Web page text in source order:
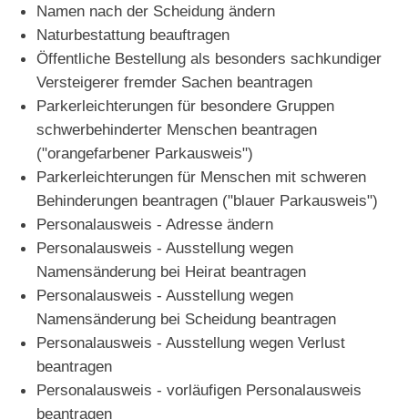
Namen nach der Scheidung ändern
Naturbestattung beauftragen
Öffentliche Bestellung als besonders sachkundiger
Versteigerer fremder Sachen beantragen
Parkerleichterungen für besondere Gruppen
schwerbehinderter Menschen beantragen
("orangefarbener Parkausweis")
Parkerleichterungen für Menschen mit schweren
Behinderungen beantragen ("blauer Parkausweis")
Personalausweis - Adresse ändern
Personalausweis - Ausstellung wegen
Namensänderung bei Heirat beantragen
Personalausweis - Ausstellung wegen
Namensänderung bei Scheidung beantragen
Personalausweis - Ausstellung wegen Verlust
beantragen
Personalausweis - vorläufigen Personalausweis
beantragen